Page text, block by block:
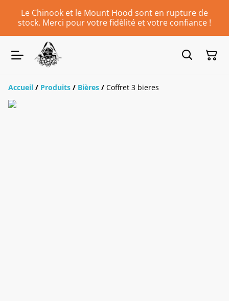
Le Chinook et le Mount Hood sont en rupture de
stock. Merci pour votre fidèlité et votre confiance !
Accueil / Produits / Bières / Coffret 3 bieres